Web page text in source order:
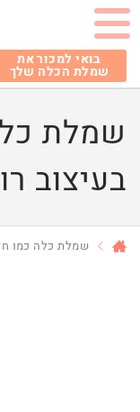
בואי למכור את
שמלת הכלה שלך
שמלת
בעיצוב
שמלת כלה כמו